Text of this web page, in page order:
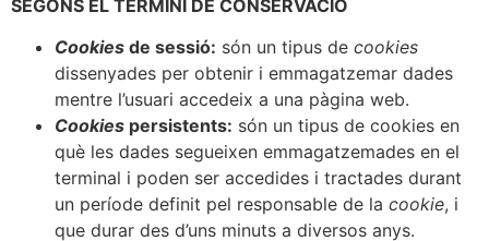
SEGONS EL TERMINI DE CONSERVACIÓ
Cookies de sessió: són un tipus de cookies
dissenyades per obtenir i emmagatzemar dades
mentre l’usuari accedeix a una pàgina web.
Cookies persistents: són un tipus de cookies en
què les dades segueixen emmagatzemades en el
terminal i poden ser accedides i tractades durant
un període definit pel responsable de la cookie, i
que durar des d’uns minuts a diversos anys.